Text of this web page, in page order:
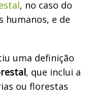
, no caso do
humanos, e de
uma definição
, que inclui a
ou florestas